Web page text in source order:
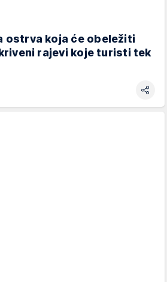
ostrva koja će obeležiti
rajevi koje turisti tek